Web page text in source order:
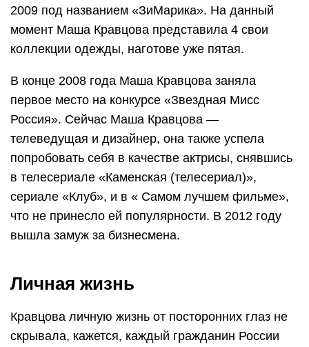
2009 под названием «ЗиМарика». На данный
момент Маша Кравцова представила 4 свои
коллекции одежды, наготове уже пятая.
В конце 2008 года Маша Кравцова заняла
первое место на конкурсе «Звездная Мисс
Россия». Сейчас Маша Кравцова —
телеведущая и дизайнер, она также успела
попробовать себя в качестве актрисы, снявшись
в телесериале «Каменская (телесериал)»,
сериале «Клуб», и в « Самом лучшем фильме»,
что не принесло ей популярности. В 2012 году
вышла замуж за бизнесмена.
Личная жизнь
Кравцова личную жизнь от посторонних глаз не
скрывала, кажется, каждый гражданин России